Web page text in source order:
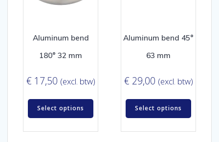
Aluminum bend
180° 32 mm
€ 17,50 (excl. btw)
Select options
Aluminum bend 45°
63 mm
€ 29,00 (excl. btw)
Select options